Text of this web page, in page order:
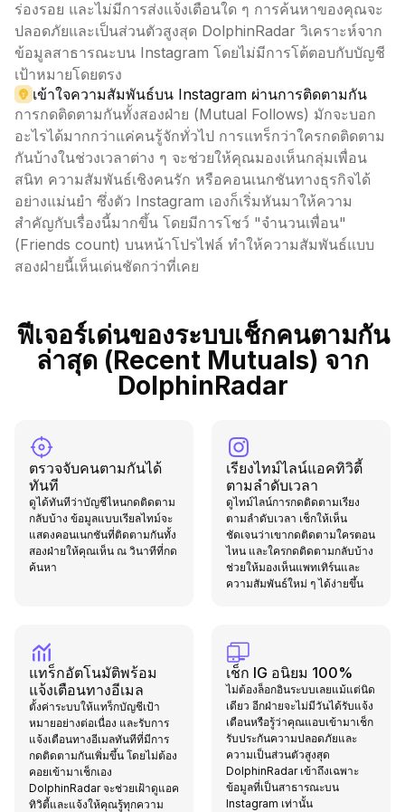
ร่องรอย และไม่มีการส่งแจ้งเตือนใด ๆ การค้นหาของคุณจะ
ปลอดภัยและเป็นส่วนตัวสูงสุด DolphinRadar วิเคราะห์จาก
ข้อมูลสาธารณะบน Instagram โดยไม่มีการโต้ตอบกับบัญชี
เป้าหมายโดยตรง
เข้าใจความสัมพันธ์บน Instagram ผ่านการติดตามกัน
การกดติดตามกันทั้งสองฝ่าย (Mutual Follows) มักจะบอก
อะไรได้มากกว่าแค่คนรู้จักทั่วไป การแทร็กว่าใครกดติดตาม
กันบ้างในช่วงเวลาต่าง ๆ จะช่วยให้คุณมองเห็นกลุ่มเพื่อน
สนิท ความสัมพันธ์เชิงคนรัก หรือคอนเนกชันทางธุรกิจได้
อย่างแม่นยำ ซึ่งตัว Instagram เองก็เริ่มหันมาให้ความ
สำคัญกับเรื่องนี้มากขึ้น โดยมีการโชว์ "จำนวนเพื่อน"
(Friends count) บนหน้าโปรไฟล์ ทำให้ความสัมพันธ์แบบ
สองฝ่ายนี้เห็นเด่นชัดกว่าที่เคย
ฟีเจอร์เด่นของระบบเช็กคนตามกัน
ล่าสุด (Recent Mutuals) จาก
DolphinRadar
ตรวจจับคนตามกันได้
ทันที
ดูได้ทันทีว่าบัญชีไหนกดติดตาม
กลับบ้าง ข้อมูลแบบเรียลไทม์จะ
แสดงคอนเนกชันที่ติดตามกันทั้ง
สองฝ่ายให้คุณเห็น ณ วินาทีที่กด
ค้นหา
เรียงไทม์ไลน์แอคทิวิตี้
ตามลำดับเวลา
ดูไทม์ไลน์การกดติดตามเรียง
ตามลำดับเวลา เช็กให้เห็น
ชัดเจนว่าเขากดติดตามใครตอน
ไหน และใครกดติดตามกลับบ้าง
ช่วยให้มองเห็นแพทเทิร์นและ
ความสัมพันธ์ใหม่ ๆ ได้ง่ายขึ้น
แทร็กอัตโนมัติพร้อม
แจ้งเตือนทางอีเมล
ตั้งค่าระบบให้แทร็กบัญชีเป้า
หมายอย่างต่อเนื่อง และรับการ
แจ้งเตือนทางอีเมลทันทีที่มีการ
กดติดตามกันเพิ่มขึ้น โดยไม่ต้อง
คอยเข้ามาเช็กเอง
DolphinRadar จะช่วยเฝ้าดูแอค
ทิวิตี้และแจ้งให้คุณรู้ทุกความ
เช็ก IG อนิยม 100%
ไม่ต้องล็อกอินระบบเลยแม้แต่นิด
เดียว อีกฝ่ายจะไม่มีวันได้รับแจ้ง
เตือนหรือรู้ว่าคุณแอบเข้ามาเช็ก
รับประกันความปลอดภัยและ
ความเป็นส่วนตัวสูงสุด
DolphinRadar เข้าถึงเฉพาะ
ข้อมูลที่เป็นสาธารณะบน
Instagram เท่านั้น